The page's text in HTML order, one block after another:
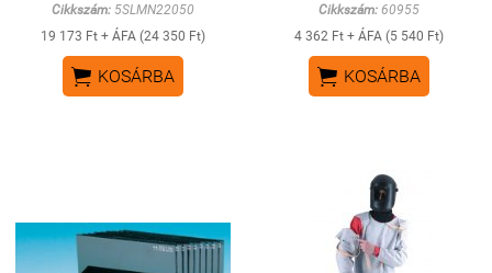
Cikkszám: 5SLMN22050
19 173 Ft + ÁFA (24 350 Ft)
 KOSÁRBA
Cikkszám: 60955
4 362 Ft + ÁFA (5 540 Ft)
 KOSÁRBA